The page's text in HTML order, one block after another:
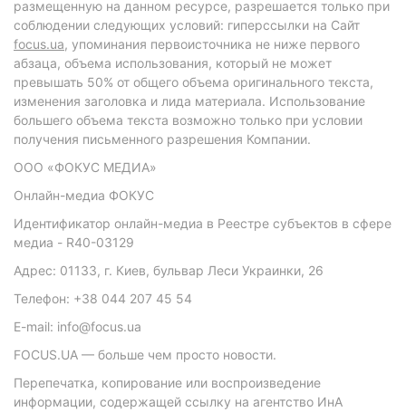
размещенную на данном ресурсе, разрешается только при
соблюдении следующих условий: гиперссылки на Сайт
focus.ua, упоминания первоисточника не ниже первого
абзаца, объема использования, который не может
превышать 50% от общего объема оригинального текста,
изменения заголовка и лида материала. Использование
большего объема текста возможно только при условии
получения письменного разрешения Компании.
ООО «ФОКУС МЕДИА»
Онлайн-медиа ФОКУС
Идентификатор онлайн-медиа в Реестре субъектов в сфере
медиа - R40-03129
Адрес: 01133, г. Киев, бульвар Леси Украинки, 26
Телефон: +38 044 207 45 54
E-mail: info@focus.ua
FOCUS.UA — больше чем просто новости.
Перепечатка, копирование или воспроизведение
информации, содержащей ссылку на агентство ИнА